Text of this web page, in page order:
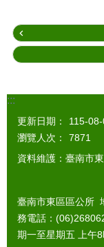
:::
更新日期：
115-
瀏覽人次：
7871
資料維護：臺南市
臺南市東區區公所
務電話：
期一至星期五 上午